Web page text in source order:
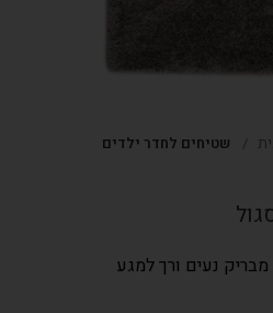
שטיחים לחדר ילדים
נעים ורך למגע